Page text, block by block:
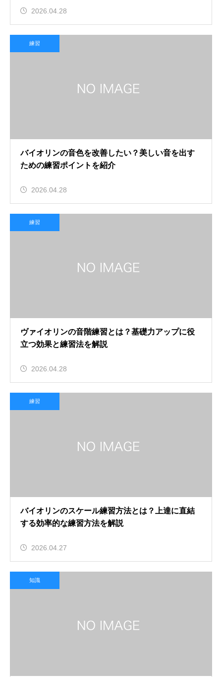
2026.04.28
練習
バイオリンの音色を改善したい？美しい音を出す
ための練習ポイントを紹介
2026.04.28
練習
ヴァイオリンの音階練習とは？基礎力アップに役
立つ効果と練習法を解説
2026.04.28
練習
バイオリンのスケール練習方法とは？上達に直結
する効率的な練習方法を解説
2026.04.27
知識